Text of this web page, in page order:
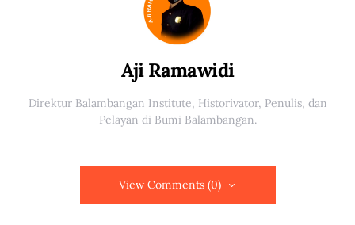
Aji Ramawidi
Direktur Balambangan Institute, Historivator, Penulis, dan
Pelayan di Bumi Balambangan.
View Comments (0)